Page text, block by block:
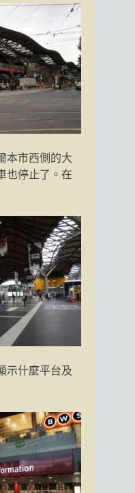
本市西側的大
也停止了。在
示什麼平台及